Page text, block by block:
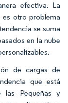
efectiva. La
es otro problema
se suma
en la nube
de cargas de
que está
las Pequeñas y